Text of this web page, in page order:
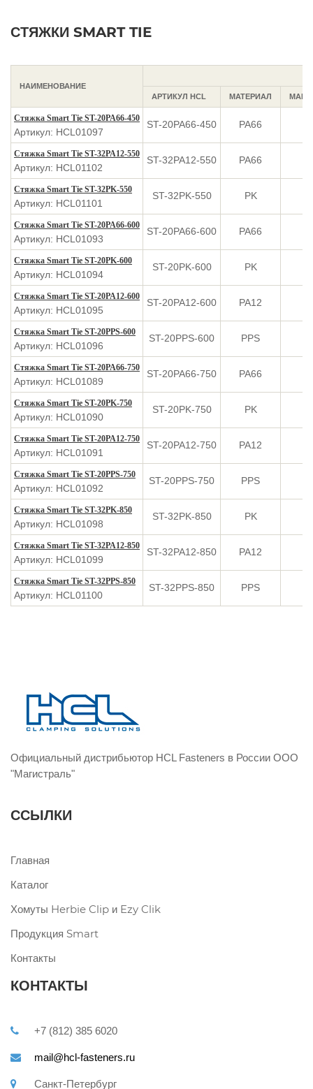
СТЯЖКИ SMART TIE
НАИМЕНОВАНИЕ
АРТИКУЛ HCL
МАТЕРИАЛ
Стяжка Smart Tie ST-20PA66-450
Артикул: HCL01097
ST-20PA66-450 PA66
Стяжка Smart Tie ST-32PA12-550
Артикул: HCL01102
ST-32PA12-550 PA66
Стяжка Smart Tie ST-32PK-550
Артикул: HCL01101
ST-32PK-550 PK
Стяжка Smart Tie ST-20PA66-600
Артикул: HCL01093
ST-20PA66-600 PA66
Стяжка Smart Tie ST-20PK-600
Артикул: HCL01094
ST-20PK-600 PK
Стяжка Smart Tie ST-20PA12-600
Артикул: HCL01095
ST-20PA12-600 PA12
Стяжка Smart Tie ST-20PPS-600
Артикул: HCL01096
ST-20PPS-600 PPS
Стяжка Smart Tie ST-20PA66-750
Артикул: HCL01089
ST-20PA66-750 PA66
Стяжка Smart Tie ST-20PK-750
Артикул: HCL01090
ST-20PK-750 PK
Стяжка Smart Tie ST-20PA12-750
Артикул: HCL01091
ST-20PA12-750 PA12
Стяжка Smart Tie ST-20PPS-750
Артикул: HCL01092
ST-20PPS-750 PPS
Стяжка Smart Tie ST-32PK-850
Артикул: HCL01098
ST-32PK-850 PK
Стяжка Smart Tie ST-32PA12-850
Артикул: HCL01099
ST-32PA12-850 PA12
Стяжка Smart Tie ST-32PPS-850
Артикул: HCL01100
ST-32PPS-850 PPS
Официальный дистрибьютор HCL Fasteners в России ООО
"Магистраль"
ССЫЛКИ
Главная
Каталог
Хомуты Herbie Clip и Ezy Clik
Продукция Smart
Контакты
КОНТАКТЫ
+7 (812) 385 6020
mail@hcl-fasteners.ru
Санкт-Петербург